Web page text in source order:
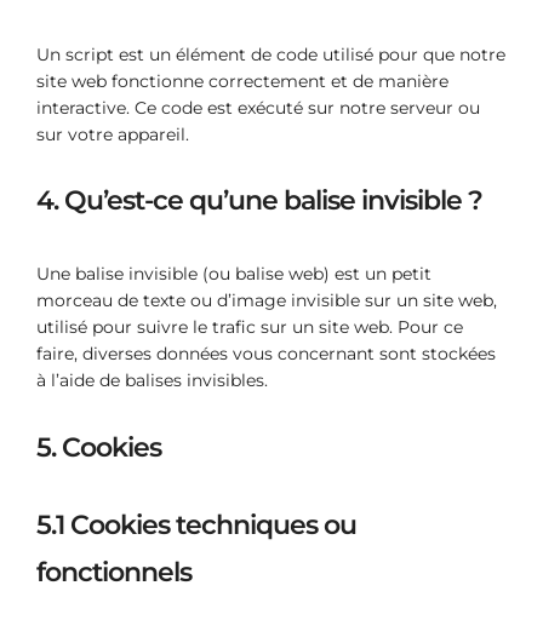
Un script est un élément de code utilisé pour que notre
site web fonctionne correctement et de manière
interactive. Ce code est exécuté sur notre serveur ou
sur votre appareil.
4. Qu’est-ce qu’une balise invisible ?
Une balise invisible (ou balise web) est un petit
morceau de texte ou d’image invisible sur un site web,
utilisé pour suivre le trafic sur un site web. Pour ce
faire, diverses données vous concernant sont stockées
à l’aide de balises invisibles.
5. Cookies
5.1 Cookies techniques ou
fonctionnels